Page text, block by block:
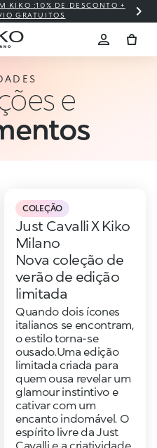
KIKO :10% DE DESCONTO +
GRATUITOS
e
COLEÇÃO
Just Cavalli X Kiko
Milano
Nova coleção de
verão de edição
limitada
Quando dois ícones
italianos se encontram,
o estilo torna-se
ousado.Uma edição
limitada criada para
quem ousa revelar um
glamour instintivo e
cativar com um
encanto indomável. O
espírito livre da Just
Cavalli e a criatividade